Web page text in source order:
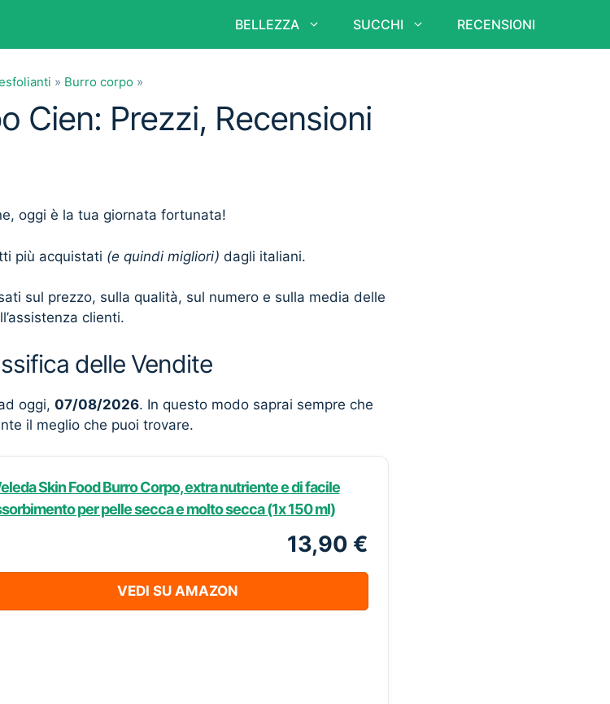
BELLEZZA SUCCHI RECENSIONI
» Burro corpo »
Cien: Prezzi, Recensioni
oggi è la tua giornata fortunata!
più acquistati (e quindi migliori) dagli italiani.
sul prezzo, sulla qualità, sul numero e sulla media delle
clienti.
delle Vendite
oggi, 07/08/2026. In questo modo saprai sempre che
il meglio che puoi trovare.
Skin Food Burro Corpo, extra nutriente e di facile
per pelle secca e molto secca (1x 150 ml)
13,90 €
VEDI SU AMAZON